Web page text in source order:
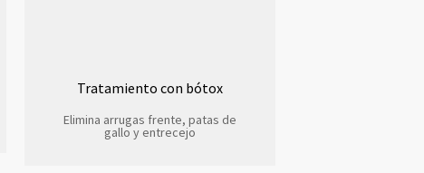
Tratamiento con bótox
Elimina arrugas frente, patas de
gallo y entrecejo